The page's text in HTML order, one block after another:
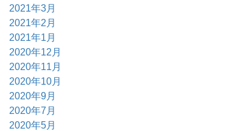
2021年3月
2021年2月
2021年1月
2020年12月
2020年11月
2020年10月
2020年9月
2020年7月
2020年5月